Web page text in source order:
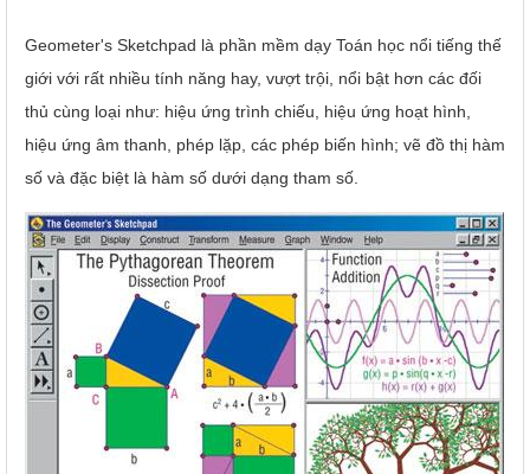
Geometer's Sketchpad là phần mềm dạy Toán học nổi tiếng thế
giới với rất nhiều tính năng hay, vượt trội, nổi bật hơn các đối
thủ cùng loại như: hiệu ứng trình chiếu, hiệu ứng hoạt hình,
hiệu ứng âm thanh, phép lặp, các phép biến hình; vẽ đồ thị hàm
số và đặc biệt là hàm số dưới dạng tham số.